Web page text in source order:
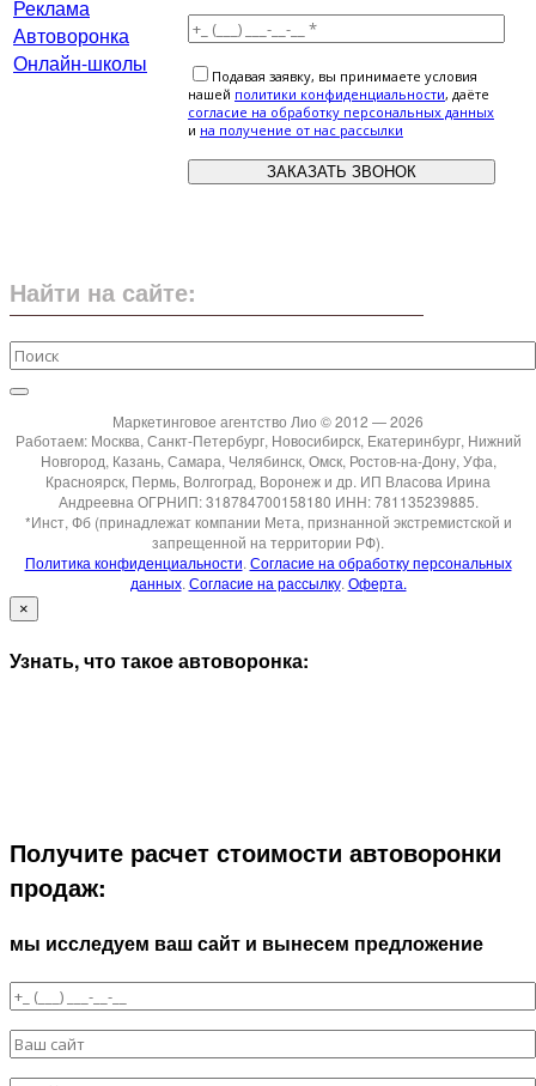
Реклама
Автоворонка
Онлайн-школы
Подавая заявку, вы принимаете условия
нашей политики конфиденциальности, даёте
cогласие на обработку персональных данных
и на получение от нас рассылки
Найти на сайте:
Маркетинговое агентство Лио © 2012 — 2026
Работаем: Москва, Санкт-Петербург, Новосибирск, Екатеринбург, Нижний
Новгород, Казань, Самара, Челябинск, Омск, Ростов-на-Дону, Уфа,
Красноярск, Пермь, Волгоград, Воронеж и др. ИП Власова Ирина
Андреевна ОГРНИП: 318784700158180 ИНН: 781135239885.
*Инст, Фб (принадлежат компании Мета, признанной экстремистской и
запрещенной на территории РФ).
Политика конфиденциальности. Согласие на обработку персональных
данных. Согласие на рассылку. Оферта.
×
Узнать, что такое автоворонка:
Получите расчет стоимости автоворонки
продаж:
мы исследуем ваш сайт и вынесем предложение